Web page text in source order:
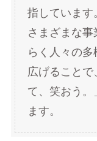
指しています
さまざまな
らく人々の
広げること
て、笑おう。
ます。